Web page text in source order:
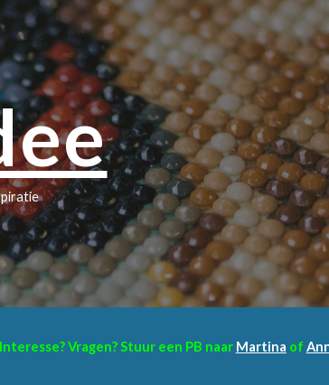
Skip to navigation
Vragen? Stuur een PB naar Martina of